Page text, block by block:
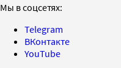
Мы в соцсетях:
Telegram
ВКонтакте
YouTube